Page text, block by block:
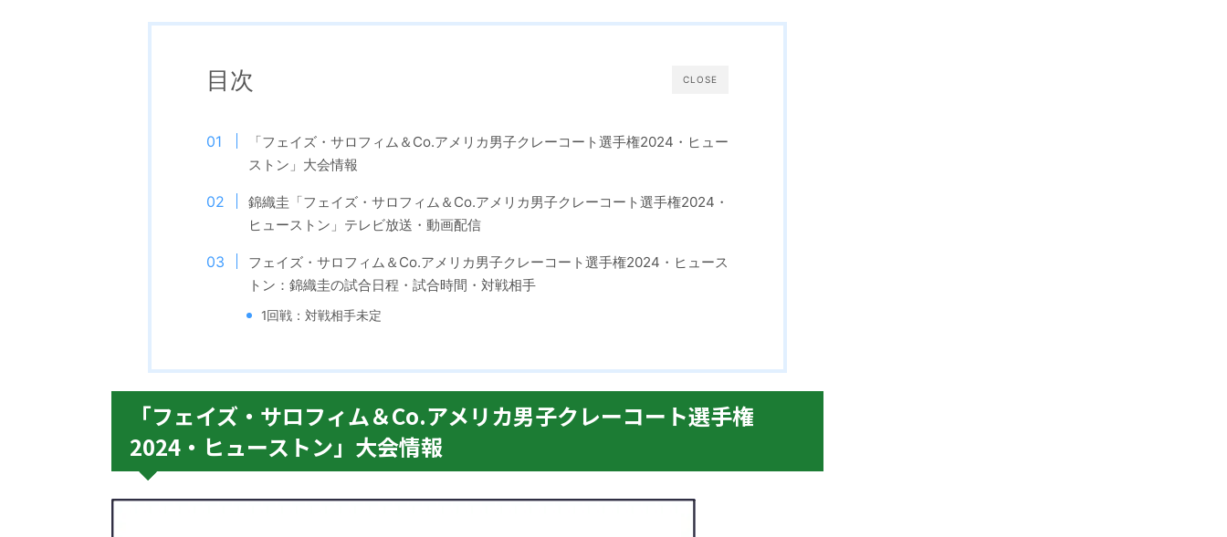
CLOSE
目次
「フェイズ・サロフィム＆Co.アメリカ男子クレーコート選手権2024・ヒュー
ストン」大会情報
錦織圭「フェイズ・サロフィム＆Co.アメリカ男子クレーコート選手権2024・
ヒューストン」テレビ放送・動画配信
フェイズ・サロフィム＆Co.アメリカ男子クレーコート選手権2024・ヒュース
トン：錦織圭の試合日程・試合時間・対戦相手
1回戦：対戦相手未定
「フェイズ・サロフィム＆Co.アメリカ男子クレーコート選手権
2024・ヒューストン」大会情報